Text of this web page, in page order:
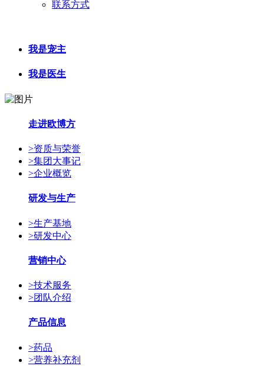
联系方式
我是宠主
我是医生
走进欧博方
>资质与荣誉
>集团大事记
>企业概览
研发与生产
>生产基地
>研发中心
营销中心
>技术服务
>团队介绍
产品信息
>药品
>营养补充剂